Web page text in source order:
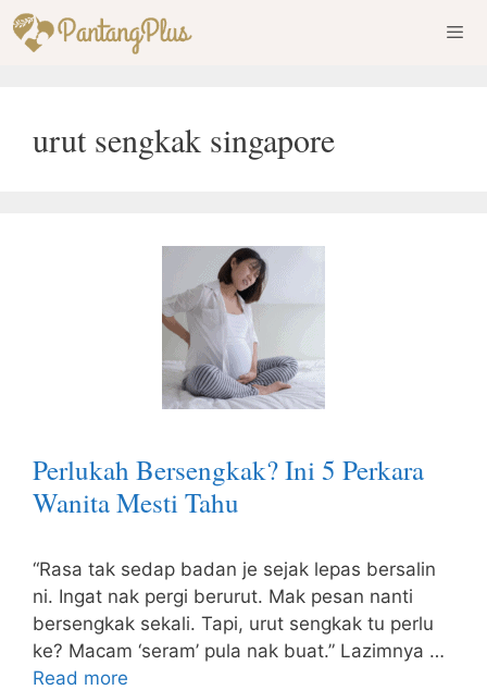
Skip
to
urut sengkak singapore
Perlukah Bersengkak? Ini 5 Perkara
Wanita Mesti Tahu
“Rasa tak sedap badan je sejak lepas bersalin
ni. Ingat nak pergi berurut. Mak pesan nanti
bersengkak sekali. Tapi, urut sengkak tu perlu
ke? Macam ‘seram’ pula nak buat.” Lazimnya …
Read more